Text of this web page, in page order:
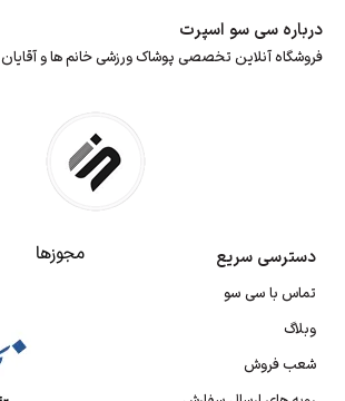
درباره سی سو اسپرت
فروشگاه آنلاین تخصصی پوشاک ورزشی خانم ها و آقایان
دسترسی سریع
تماس با سی سو
وبلاگ
شعب فروش
مجوزها